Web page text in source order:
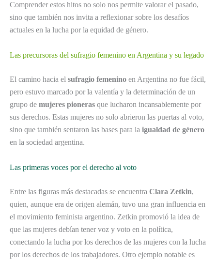
Comprender estos hitos no solo nos permite valorar el pasado,
sino que también nos invita a reflexionar sobre los desafíos
actuales en la lucha por la equidad de género.
Las precursoras del sufragio femenino en Argentina y su legado
El camino hacia el sufragio femenino en Argentina no fue fácil,
pero estuvo marcado por la valentía y la determinación de un
grupo de mujeres pioneras que lucharon incansablemente por
sus derechos. Estas mujeres no solo abrieron las puertas al voto,
sino que también sentaron las bases para la igualdad de género
en la sociedad argentina.
Las primeras voces por el derecho al voto
Entre las figuras más destacadas se encuentra Clara Zetkin,
quien, aunque era de origen alemán, tuvo una gran influencia en
el movimiento feminista argentino. Zetkin promovió la idea de
que las mujeres debían tener voz y voto en la política,
conectando la lucha por los derechos de las mujeres con la lucha
por los derechos de los trabajadores. Otro ejemplo notable es